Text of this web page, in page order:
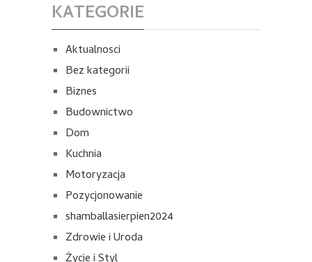
KATEGORIE
Aktualnosci
Bez kategorii
Biznes
Budownictwo
Dom
Kuchnia
Motoryzacja
Pozycjonowanie
shamballasierpien2024
Zdrowie i Uroda